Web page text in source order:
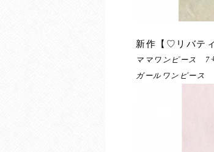
新作【♡リバテ
ママワンピース 7
ガールワンピース